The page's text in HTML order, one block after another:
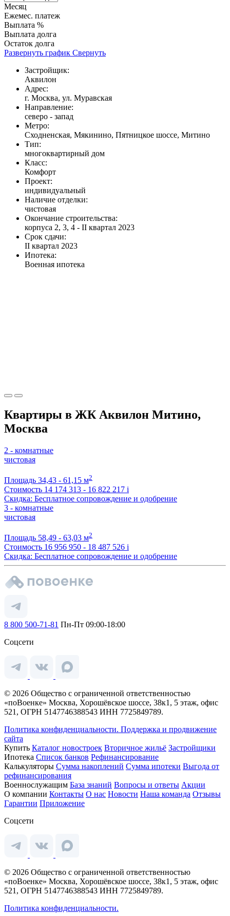
Месяц
Ежемес. платеж
Выплата %
Выплата долга
Остаток долга
Развернуть график Свернуть
Застройщик:
Аквилон
Адрес:
г. Москва, ул. Муравская
Направление:
северо - запад
Метро:
Сходненская, Мякинино, Пятницкое шоссе, Митино
Тип:
многоквартирный дом
Класс:
Комфорт
Проект:
индивидуальный
Наличие отделки:
чистовая
Окончание строительства:
корпуса 2, 3, 4 - II квартал 2023
Срок сдачи:
II квартал 2023
Ипотека:
Военная ипотека
Квартиры в ЖК Аквилон Митино,
Москва
2 - комнатные
чистовая
Площадь 34,43 - 61,15 м2
Стоимость 14 174 313 - 16 822 217 i
Скидка: Бесплатное сопровождение и одобрение
3 - комнатные
чистовая
Площадь 58,49 - 63,03 м2
Стоимость 16 956 950 - 18 487 526 i
Скидка: Бесплатное сопровождение и одобрение
8 800 500-71-81 Пн-Пт 09:00-18:00
Соцсети
© 2026 Общество с ограниченной ответственностью
«поВоенке» Москва, Хорошёвское шоссе, 38к1, 5 этаж, офис
521, ОГРН 5147746388543 ИНН 7725849789.
Политика конфиденциальности. Поддержка и продвижение
сайта
Купить Каталог новостроек Вторичное жильё Застройщики
Ипотека Список банков Рефинансирование
Калькуляторы Сумма накоплений Сумма ипотеки Выгода от
рефинансирования
Военнослужащим База знаний Вопросы и ответы Акции
О компании Контакты О нас Новости Наша команда Отзывы
Гарантии Приложение
Соцсети
© 2026 Общество с ограниченной ответственностью
«поВоенке» Москва, Хорошёвское шоссе, 38к1, 5 этаж, офис
521, ОГРН 5147746388543 ИНН 7725849789.
Политика конфиденциальности.